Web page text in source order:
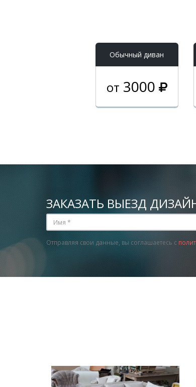
Обычный диван
от 3000
ЗАКАЗАТЬ ВЫЕЗД
Отправляя свои данные, вы соглашаетесь с